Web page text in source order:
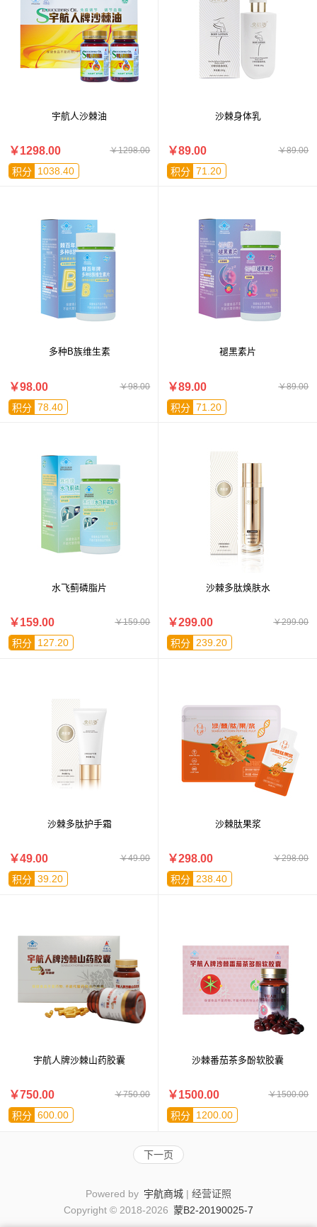
宇航人沙棘油
￥1298.00
￥1298.00
积分 1038.40
沙棘身体乳
￥89.00
￥89.00
积分 71.20
多种B族维生素
￥98.00
￥98.00
积分 78.40
褪黑素片
￥89.00
￥89.00
积分 71.20
水飞蓟磷脂片
￥159.00
￥159.00
积分 127.20
沙棘多肽焕肤水
￥299.00
￥299.00
积分 239.20
沙棘多肽护手霜
￥49.00
￥49.00
积分 39.20
沙棘肽果浆
￥298.00
￥298.00
积分 238.40
宇航人牌沙棘山药胶囊
￥750.00
￥750.00
积分 600.00
沙棘番茄茶多酚软胶囊
￥1500.00
￥1500.00
积分 1200.00
下一页
Powered by 宇航商城 | 经营证照
Copyright © 2018-2026 蒙B2-20190025-7